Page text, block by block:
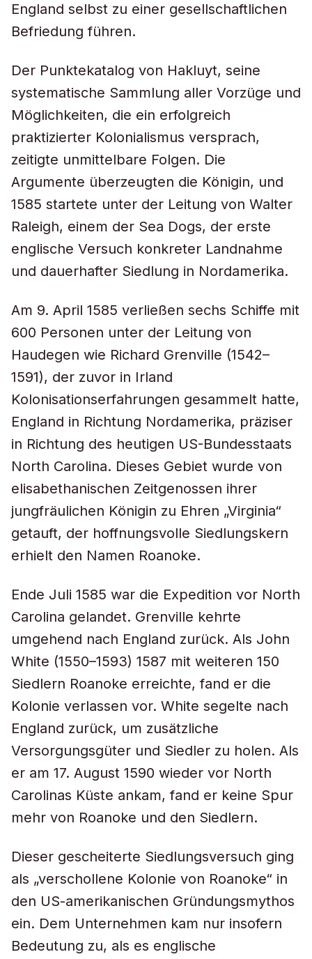
England selbst zu einer gesellschaftlichen
Befriedung führen.
Der Punktekatalog von Hakluyt, seine
systematische Sammlung aller Vorzüge und
Möglichkeiten, die ein erfolgreich
praktizierter Kolonialismus versprach,
zeitigte unmittelbare Folgen. Die
Argumente überzeugten die Königin, und
1585 startete unter der Leitung von Walter
Raleigh, einem der Sea Dogs, der erste
englische Versuch konkreter Landnahme
und dauerhafter Siedlung in Nordamerika.
Am 9. April 1585 verließen sechs Schiffe mit
600 Personen unter der Leitung von
Haudegen wie Richard Grenville (1542–
1591), der zuvor in Irland
Kolonisationserfahrungen gesammelt hatte,
England in Richtung Nordamerika, präziser
in Richtung des heutigen US-Bundesstaats
North Carolina. Dieses Gebiet wurde von
elisabethanischen Zeitgenossen ihrer
jungfräulichen Königin zu Ehren „Virginia“
getauft, der hoffnungsvolle Siedlungskern
erhielt den Namen Roanoke.
Ende Juli 1585 war die Expedition vor North
Carolina gelandet. Grenville kehrte
umgehend nach England zurück. Als John
White (1550–1593) 1587 mit weiteren 150
Siedlern Roanoke erreichte, fand er die
Kolonie verlassen vor. White segelte nach
England zurück, um zusätzliche
Versorgungsgüter und Siedler zu holen. Als
er am 17. August 1590 wieder vor North
Carolinas Küste ankam, fand er keine Spur
mehr von Roanoke und den Siedlern.
Dieser gescheiterte Siedlungsversuch ging
als „verschollene Kolonie von Roanoke“ in
den US-amerikanischen Gründungsmythos
ein. Dem Unternehmen kam nur insofern
Bedeutung zu, als es englische